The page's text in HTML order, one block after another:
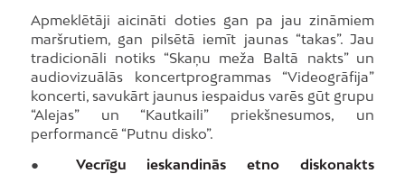
Apmeklētāji aicināti doties gan pa jau zināmiem
maršrutiem, gan pilsētā iemīt jaunas “takas”. Jau
tradicionāli notiks “Skaņu meža Baltā nakts” un
audiovizuālās koncertprogrammas “Videogrāfija”
koncerti, savukārt jaunus iespaidus varēs gūt grupu
“Alejas” un “Kautkaili” priekšnesumos, un
performancē “Putnu disko”.
●
Vecrīgu ieskandinās etno diskonakts